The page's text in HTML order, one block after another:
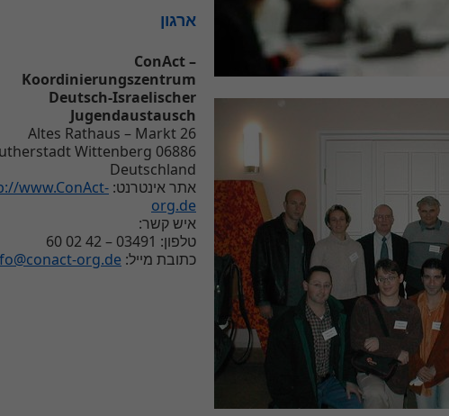
ארגון
ConAct –
Koordinierungszentrum
Deutsch-Israelischer
Jugendaustausch
Altes Rathaus – Markt 26
06886 Lutherstadt Wittenberg
Deutschland
אתר אינטרנט: www.ConAct-
org.de
איש קשר:
טלפון: 03491 – 42 02 60
כתובת מייל: org.de